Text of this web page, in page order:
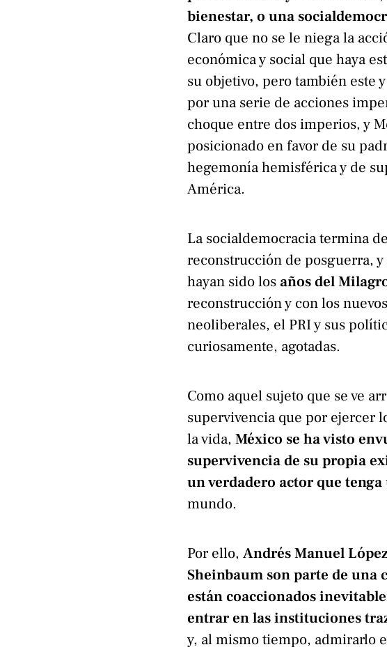
bienestar, o una
Claro que no se le niega la
económica y social que haya
su objetivo, pero también este
por una serie de acciones
choque entre dos imperios, y
posicionado en favor de su
hegemonía hemisférica y de
América.
La socialdemocracia termina
reconstrucción de posguerra,
hayan sido los años del
reconstrucción y con los
neoliberales, el PRI y sus
curiosamente, agotadas.
Como aquel sujeto que se ve
supervivencia que por ejercer
la vida,México se ha visto
supervivencia de su propia
un verdadero actor que
mundo.
Por ello,Andrés Manuel
Sheinbaum son parte de
están coaccionados
entrar en las instituciones
y, al mismo tiempo, admirarlo